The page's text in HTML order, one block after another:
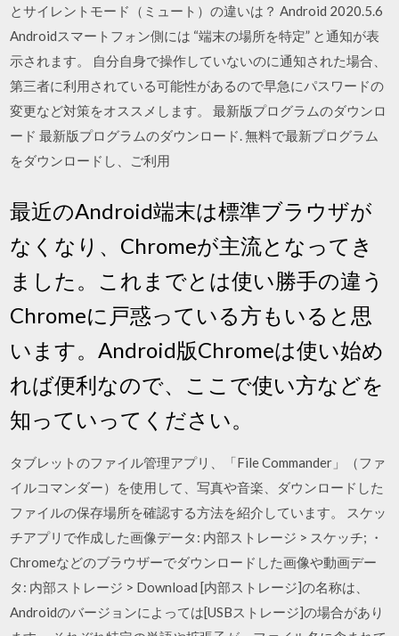
とサイレントモード（ミュート）の違いは？ Android 2020.5.6
Androidスマートフォン側には “端末の場所を特定” と通知が表
示されます。 自分自身で操作していないのに通知された場合、
第三者に利用されている可能性があるので早急にパスワードの
変更など対策をオススメします。 最新版プログラムのダウンロ
ード 最新版プログラムのダウンロード. 無料で最新プログラム
をダウンロードし、ご利用
最近のAndroid端末は標準ブラウザが
なくなり、Chromeが主流となってき
ました。これまでとは使い勝手の違う
Chromeに戸惑っている方もいると思
います。Android版Chromeは使い始め
れば便利なので、ここで使い方などを
知っていってください。
タブレットのファイル管理アプリ、「File Commander」（ファ
イルコマンダー）を使用して、写真や音楽、ダウンロードした
ファイルの保存場所を確認する方法を紹介しています。 スケッ
チアプリで作成した画像データ: 内部ストレージ > スケッチ; ・
Chromeなどのブラウザーでダウンロードした画像や動画デー
タ: 内部ストレージ > Download [内部ストレージ]の名称は、
Androidのバージョンによっては[USBストレージ]の場合があり